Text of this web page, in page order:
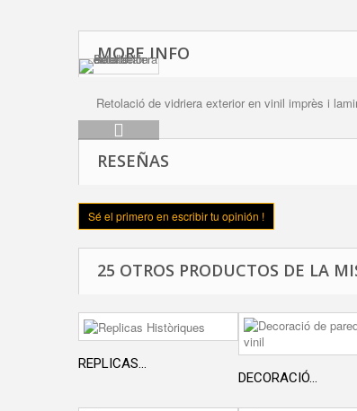
MORE INFO
Retolació de vidriera exterior en vinil imprès i
RESEÑAS
Sé el primero en escribir tu opinión !
25 OTROS PRODUCTOS DE LA
REPLICAS...
DECORACIÓ...